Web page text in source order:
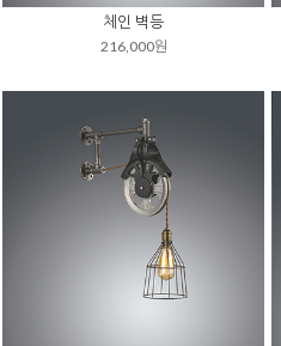
체인 벽등
216,000원